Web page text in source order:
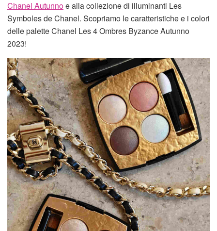
Chanel Autunnoe alla collezione di illuminanti Les
Symboles de Chanel. Scopriamo le caratteristiche e i colori
delle palette Chanel Les 4 Ombres Byzance Autunno
2023!